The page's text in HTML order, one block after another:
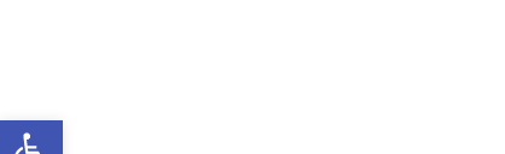
Otwórz pasek narzędzi